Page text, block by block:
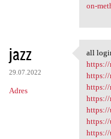
on-
jazz
29.07.2022
Adres
all
all
https://
https://
https://
https://
https://
https://
https://